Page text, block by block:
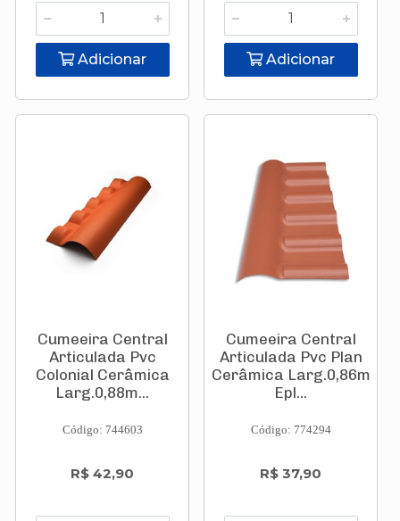
Adicionar Adicionar
Cumeeira Central
Articulada Pvc
Colonial Cerâmica
Larg.0,88m...
Código: 744603
R$ 42,90
Cumeeira Central
Articulada Pvc Plan
Cerâmica Larg.0,86m
Epl...
Código: 774294
R$ 37,90